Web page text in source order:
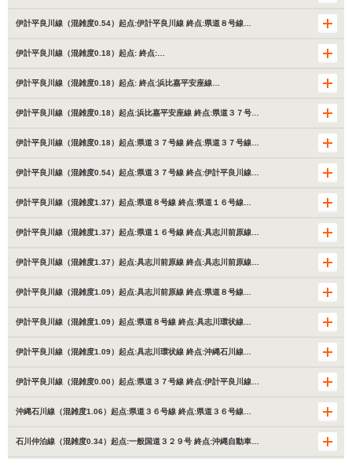
伊計平良川線（混雑度0.54）起点:伊計平良川線 終点:県道８号線…
伊計平良川線（混雑度0.18）起点: 終点:…
伊計平良川線（混雑度0.18）起点: 終点:浜比嘉平安座線…
伊計平良川線（混雑度0.18）起点:浜比嘉平安座線 終点:県道３７号…
伊計平良川線（混雑度0.18）起点:県道３７号線 終点:県道３７号線…
伊計平良川線（混雑度0.54）起点:県道３７号線 終点:伊計平良川線…
伊計平良川線（混雑度1.37）起点:県道８号線 終点:県道１６号線…
伊計平良川線（混雑度1.37）起点:県道１６号線 終点:具志川前原線…
伊計平良川線（混雑度1.37）起点:具志川前原線 終点:具志川前原線…
伊計平良川線（混雑度1.09）起点:具志川前原線 終点:県道８号線…
伊計平良川線（混雑度1.09）起点:県道８号線 終点:具志川環状線…
伊計平良川線（混雑度1.09）起点:具志川環状線 終点:沖縄石川線…
伊計平良川線（混雑度0.00）起点:県道３７号線 終点:伊計平良川線…
沖縄石川線（混雑度1.06）起点:県道３６号線 終点:県道３６号線…
石川仲泊線（混雑度0.34）起点:一般国道３２９号 終点:沖縄自動車…